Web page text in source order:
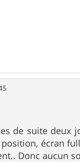
de suite deux
écran
Donc aucun